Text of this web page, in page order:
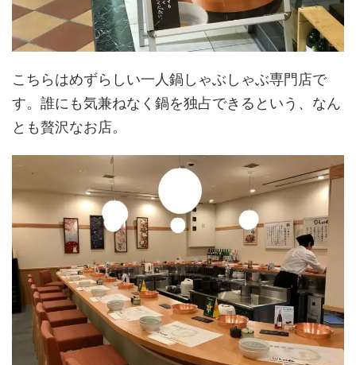
こちらはめずらしい一人鍋しゃぶしゃぶ専門店で
す。誰にも気兼ねなく鍋を独占できるという、なん
とも贅沢なお店。